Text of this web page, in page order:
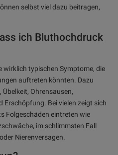
selbst viel dazu beitragen,
ich Bluthochdruck
typischen Symptome, die
auftreten könnten. Dazu
Ohrensausen,
Erschöpfung. Bei vielen zeigt sich
Folgeschäden eintreten wie
im schlimmsten Fall
Nierenversagen.